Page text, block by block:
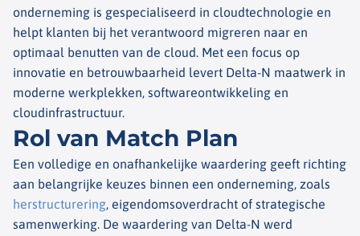
onderneming is gespecialiseerd in cloudtechnologie en
helpt klanten bij het verantwoord migreren naar en
optimaal benutten van de cloud. Met een focus op
innovatie en betrouwbaarheid levert Delta-N maatwerk in
moderne werkplekken, softwareontwikkeling en
cloudinfrastructuur.
Rol van Match Plan
Een volledige en onafhankelijke waardering geeft richting
aan belangrijke keuzes binnen een onderneming, zoals
herstructurering, eigendomsoverdracht of strategische
samenwerking. De waardering van Delta-N werd